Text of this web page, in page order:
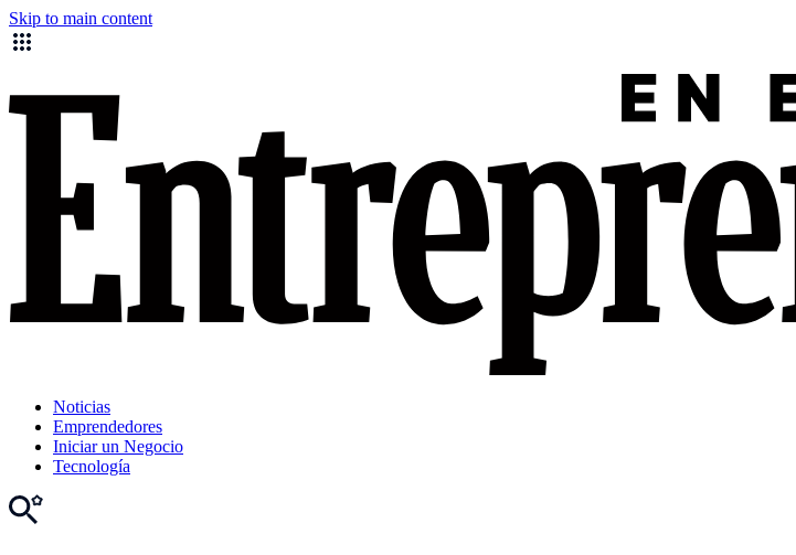
Skip to main content
Noticias
Emprendedores
Iniciar un Negocio
Tecnología